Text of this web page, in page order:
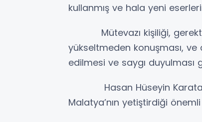
kullanmış ve hala yeni
Mütevazı kişiliği,
yükseltmeden konuşması,
edilmesi ve saygı duyulması
Hasan Hüseyin Karatay
Malatya’nın yetiştirdiği